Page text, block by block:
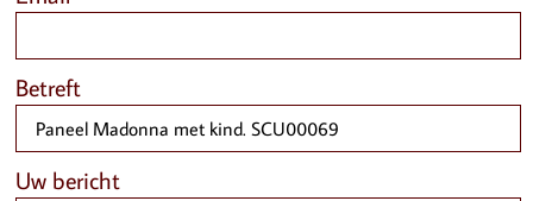
Betreft
Uw bericht